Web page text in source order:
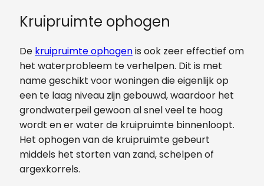
Kruipruimte ophogen
De kruipruimte ophogenis ook zeer effectief om
het waterprobleem te verhelpen. Dit is met
name geschikt voor woningen die eigenlijk op
een te laag niveau zijn gebouwd, waardoor het
grondwaterpeil gewoon al snel veel te hoog
wordt en er water de kruipruimte binnenloopt.
Het ophogen van de kruipruimte gebeurt
middels het storten van zand, schelpen of
argexkorrels.